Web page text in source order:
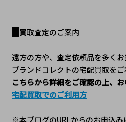
買取査定のご案内
遠方の方や、査定依頼品を多く
ブランドコレクトの宅配買取をご
こちらから詳細をご確認の上、お
宅配買取でのご利用方
※本ブログのURLからのお申込み